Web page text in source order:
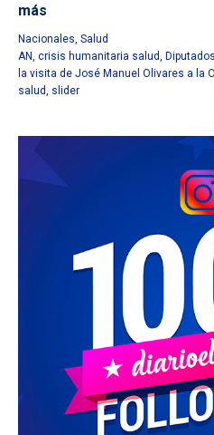
más
Nacionales Salud
AN crisis humanitaria salud
la visita de José Manuel Olivares a la
salud
slider